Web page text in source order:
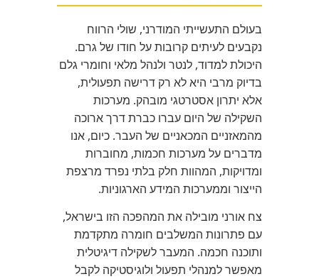
בעולם התעשייתי המודרני, שולי הרווח
נקבעים לעיתים קרובות על חודו של גרם.
היכולת למדוד, לנטר ולנהל מלאי וחומרי גלם
בדיוק מרבי היא לא רק דרישה תפעולית,
אלא יתרון אסטרטגי מובהק. מערכות
השקילה של היום עברו כברת דרך ארוכה
מהמאזניים המכאניים של העבר. כיום, אנו
מדברים על מערכות חכמות, מחוברות
ומדויקות, המהוות חלק בלתי נפרד מרצפת
הייצור וממערכות המידע הארגוניות.
צח אורני מובילה את המהפכה הזו בישראל,
עם פתרונות המשלבים חומרה מתקדמת
ותוכנה חכמה. המעבר לשקילה דיגיטלית
מאפשר למנהלי תפעול ולוגיסטיקה לקבל